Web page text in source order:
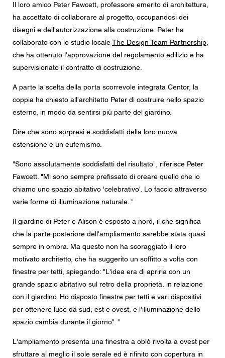
Il loro amico Peter Fawcett, professore emerito di architettura,
ha accettato di collaborare al progetto, occupandosi dei
disegni e dell'autorizzazione alla costruzione. Peter ha
collaborato con lo studio localeThe Design Team Partnership
che ha ottenuto l'approvazione del regolamento edilizio e ha
supervisionato il contratto di costruzione.
A parte la scelta della porta scorrevole integrata Centor, la
coppia ha chiesto all'architetto Peter di costruire nello spazio
esterno, in modo da sentirsi più parte del giardino.
Dire che sono sorpresi e soddisfatti della loro nuova
estensione è un eufemismo.
"Sono assolutamente soddisfatti del risultato", riferisce Peter
Fawcett. "Mi sono sempre prefissato di creare quello che io
chiamo uno spazio abitativo 'celebrativo'. Lo faccio attraverso
varie forme di illuminazione naturale. "
Il giardino di Peter e Alison è esposto a nord, il che significa
che la parte posteriore dell'ampliamento sarebbe stata quasi
sempre in ombra. Ma questo non ha scoraggiato il loro
motivato architetto, che ha suggerito un soffitto a volta con
finestre per tetti, spiegando: "L'idea era di aprirla con un
grande spazio abitativo sul retro della proprietà, in relazione
con il giardino. Ho disposto finestre per tetti e vari dispositivi
per ottenere luce da sud, est e ovest, e l'illuminazione dello
spazio cambia durante il giorno". "
L'ampliamento presenta una finestra a oblò rivolta a ovest per
sfruttare al meglio il sole serale ed è rifinito con copertura in